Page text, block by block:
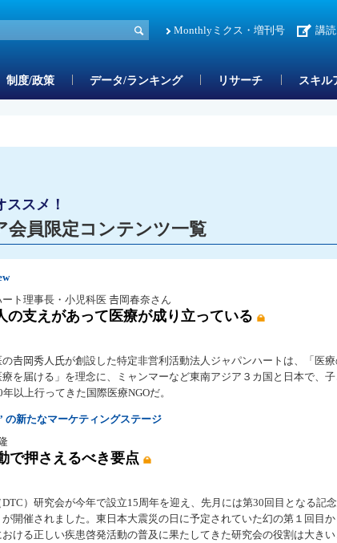
Monthlyミクス・増刊号 講
制度/政策 データ/ランキング リサーチ スキル
ススメ！
会員限定コンテンツ一覧
ト理事長・小児科医 𠮷岡春奈さん
の支えがあって医療が成り立っている
𠮷岡秀人氏が創設した特定非営利活動法人ジャパンハートは、「医
療を届ける」を理念に、ミャンマーなど東南アジア３カ国と日本で、
以上行ってきた国際医療NGOだ。
の新たなマーケティングステージ
で押さえるべき要点
）研究会が今年で設立15周年を迎え、先月には第30回目となる記
が開催されました。東日本大震災の日に予定されていた幻の第１回目
おける正しい疾患啓発活動の普及に果たしてきた研究会の役割は大きい